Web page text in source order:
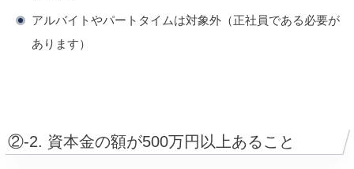
アルバイトやパートタイムは対象外（正社員である必要が
あります）
②-2. 資本金の額が500万円以上あること